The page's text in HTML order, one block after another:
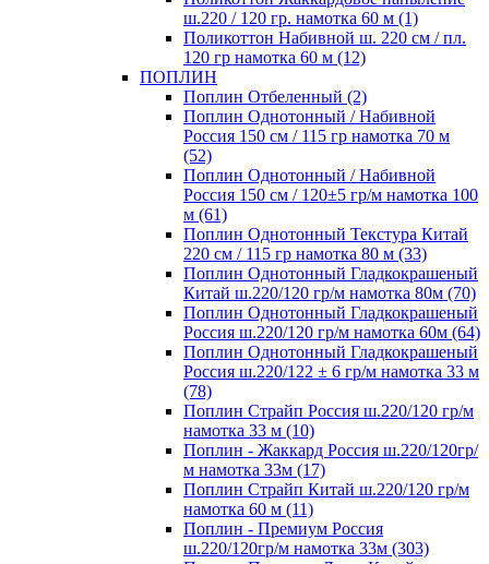
ш.220 / 120 гр. намотка 60 м (1)
Поликоттон Набивной ш. 220 см / пл.
120 гр намотка 60 м (12)
ПОПЛИН
Поплин Отбеленный (2)
Поплин Однотонный / Набивной
Россия 150 см / 115 гр намотка 70 м
(52)
Поплин Однотонный / Набивной
Россия 150 см / 120±5 гр/м намотка 100
м (61)
Поплин Однотонный Текстура Китай
220 см / 115 гр намотка 80 м (33)
Поплин Однотонный Гладкокрашеный
Китай ш.220/120 гр/м намотка 80м (70)
Поплин Однотонный Гладкокрашеный
Россия ш.220/120 гр/м намотка 60м (64)
Поплин Однотонный Гладкокрашеный
Россия ш.220/122 ± 6 гр/м намотка 33 м
(78)
Поплин Страйп Россия ш.220/120 гр/м
намотка 33 м (10)
Поплин - Жаккард Россия ш.220/120гр/
м намотка 33м (17)
Поплин Страйп Китай ш.220/120 гр/м
намотка 60 м (11)
Поплин - Премиум Россия
ш.220/120гр/м намотка 33м (303)